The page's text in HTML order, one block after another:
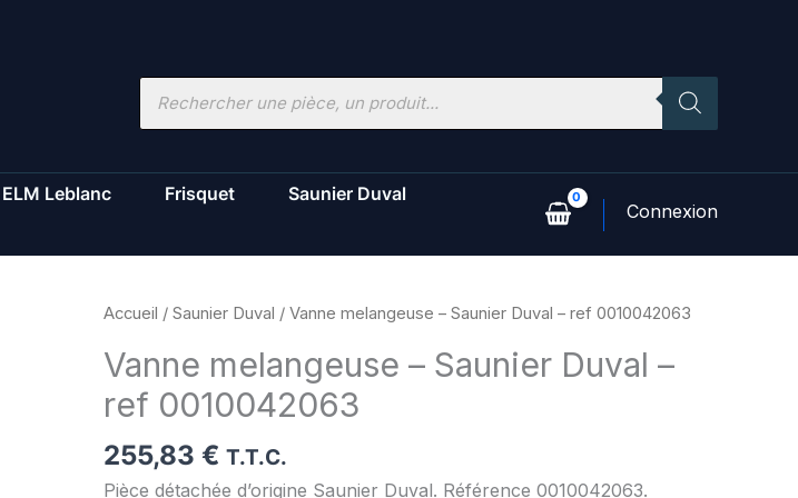
Recherche
ELM Leblanc Frisquet
Saunier Duval
Accueil / Saunier Duval / Vanne melangeuse – Saunier Duval – ref 0010042063
Vanne melangeuse – Saunier Duval –
ref 0010042063
255,83 € T.T.C.
Pièce détachée d’origine Saunier Duval. Référence 0010042063.
quantité
Vanne
melangeuse
-
Saunier
Duval